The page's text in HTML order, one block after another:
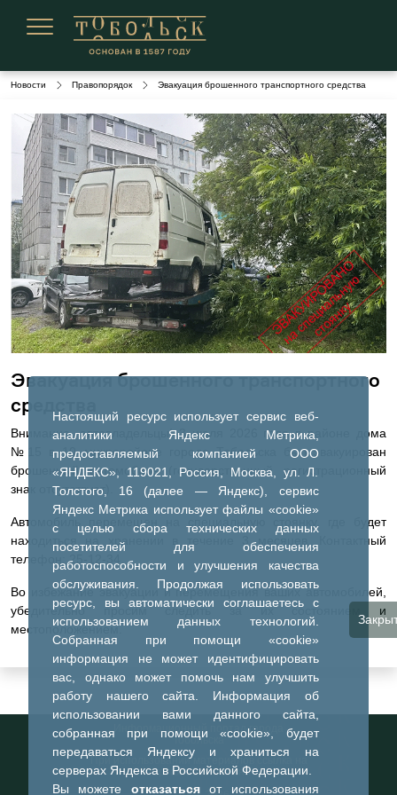
Настоящий ресурс использует сервис веб-
аналитики Яндекс Метрика,
предоставляемый компанией ООО
«ЯНДЕКС», 119021, Россия, Москва, ул. Л.
Толстого, 16 (далее — Яндекс), сервис
Яндекс Метрика использует файлы «cookie»
с целью сбора технических данных
посетителей для обеспечения
работоспособности и улучшения качества
обслуживания. Продолжая использовать
ресурс, вы автоматически соглашаетесь с
использованием данных технологий.
Собранная при помощи «cookie»
информация не может идентифицировать
вас, однако может помочь нам улучшить
работу нашего сайта. Информация об
использовании вами данного сайта,
собранная при помощи «cookie», будет
передаваться Яндексу и храниться на
серверах Яндекса в Российской Федерации.
Вы можете отказатьсяот использования
Новости Правопорядок Эвакуация брошенного транспортного средства
Эвакуация брошенного транспортного
средства
Внимание, автовладельцы! 3 июля 2026 года в районе дома
№15 в 10 микрорайоне города Тобольска был эвакуирован
брошенный автомобиль (государственный регистрационный
знак отсутствует).
Автомобиль перемещен на специальную стоянку, где будет
находиться на хранении в течение 3 месяцев. Контактный
телефон: 25-12-34.
Во избежание эвакуации и перемещения ваших автомобилей,
убедительно просим следить за их состоянием и
местоположением.
Информационный портал города
Тобольска
При использовании материалов ссылка на
портал обязательна